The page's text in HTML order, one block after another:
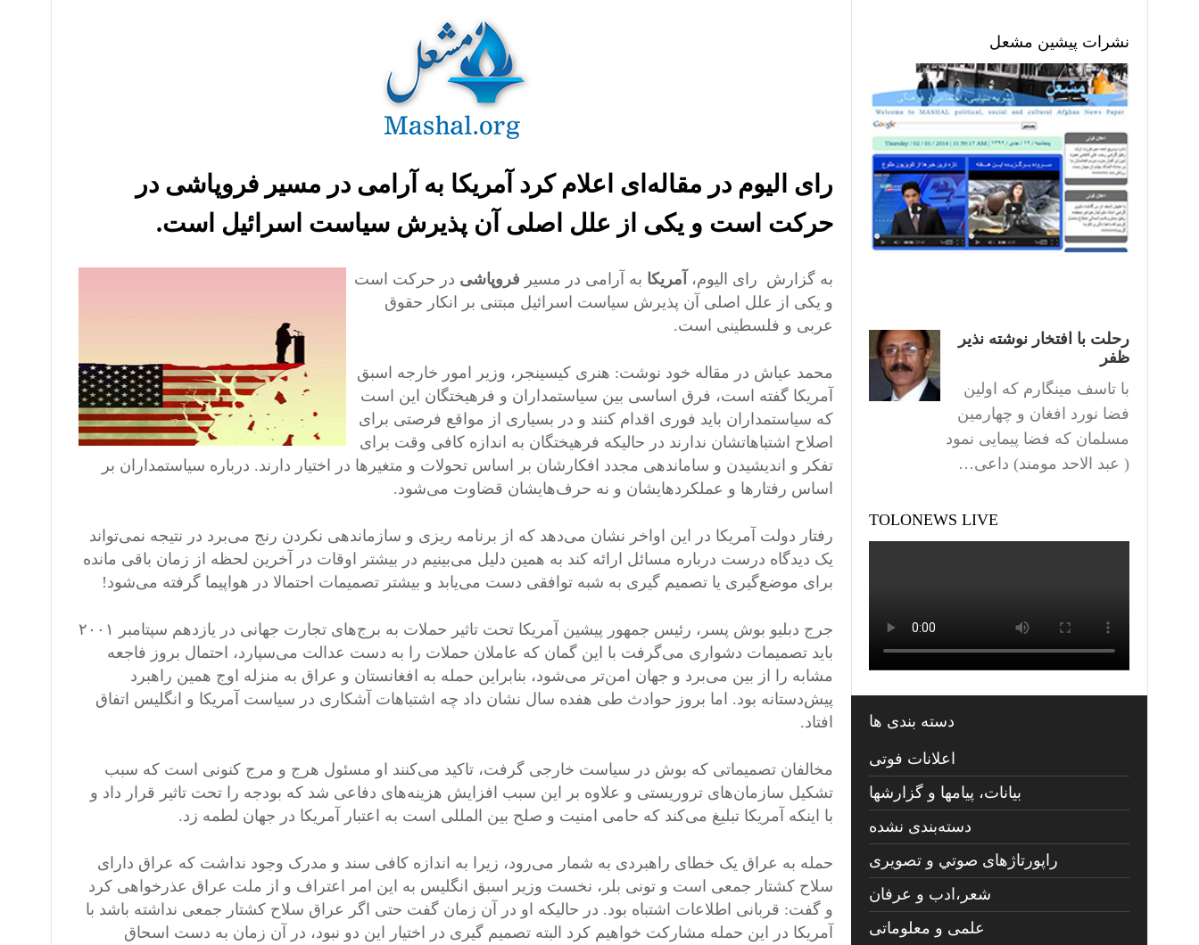
رای الیوم در مقاله‌ای اعلام کرد آمریکا به آرامی در مسیر فروپاشی در
حرکت است و یکی از علل اصلی آن پذیرش سیاست اسرائیل است.
به گزارش رای الیوم، آمریکا به آرامی در مسیر فروپاشی در حرکت است
و یکی از علل اصلی آن پذیرش سیاست اسرائیل مبتنی بر انکار حقوق
عربی و فلسطینی است.
محمد عیاش در مقاله خود نوشت: هنری کیسینجر، وزیر امور خارجه اسبق
آمریکا گفته است، فرق اساسی بین سیاستمداران و فرهیختگان این است
که سیاستمداران باید فوری اقدام کنند و در بسیاری از مواقع فرصتی برای
اصلاح اشتباهاتشان ندارند در حالیکه فرهیختگان به اندازه کافی وقت برای
تفکر و اندیشیدن و ساماندهی مجدد افکارشان بر اساس تحولات و متغیر‌ها در اختیار دارند. درباره سیاستمداران بر
اساس رفتار‌ها و عملکردهایشان و نه حرف‌هایشان قضاوت می‌شود.
رفتار دولت آمریکا در این اواخر نشان می‌دهد که از برنامه ریزی و سازماندهی نکردن رنج می‌برد در نتیجه نمی‌تواند
یک دیدگاه درست درباره مسائل ارائه کند به همین دلیل می‌بینیم در بیشتر اوقات در آخرین لحظه از زمان باقی مانده
برای موضع‌گیری یا تصمیم گیری به شبه توافقی دست می‌یابد و بیشتر تصمیمات احتمالا در هواپیما گرفته می‌شود!
جرج دبلیو بوش پسر، رئیس جمهور پیشین آمریکا تحت تاثیر حملات به برج‌های تجارت جهانی در یازدهم سپتامبر ۲۰۰۱
باید تصمیمات دشواری می‌گرفت با این گمان که عاملان حملات را به دست عدالت می‌سپارد، احتمال بروز فاجعه
مشابه را از بین می‌برد و جهان امن‌تر می‌شود، بنابراین حمله به افغانستان و عراق به منزله اوج همین راهبرد
پیش‌دستانه بود. اما بروز حوادث طی هفده سال نشان داد چه اشتباهات آشکاری در سیاست آمریکا و انگلیس اتفاق
افتاد.
مخالفان تصمیماتی که بوش در سیاست خارجی گرفت، تاکید می‌کنند او مسئول هرج و مرج کنونی است که سبب
تشکیل سازمان‌های تروریستی و علاوه بر این سبب افزایش هزینه‌های دفاعی شد که بودجه را تحت تاثیر قرار داد و
با اینکه آمریکا تبلیغ می‌کند که حامی امنیت و صلح بین المللی است به اعتبار آمریکا در جهان لطمه زد.
حمله به عراق یک خطای راهبردی به شمار می‌رود، زیرا به اندازه کافی سند و مدرک وجود نداشت که عراق دارای
سلاح کشتار جمعی است و تونی بلر، نخست وزیر اسبق انگلیس به این امر اعتراف و از ملت عراق عذرخواهی کرد
و گفت: قربانی اطلاعات اشتباه بود. در حالیکه او در آن زمان گفت حتی اگر عراق سلاح کشتار جمعی نداشته باشد با
آمریکا در این حمله مشارکت خواهیم کرد البته تصمیم گیری در اختیار این دو نبود، در آن زمان به دست اسحاق
نشرات پیشین مشعل
رحلت با افتخار نوشته نذیر
ظفر
با تاسف مینگارم که اولین
فضا نورد افغان و چهارمین
مسلمان که فضا پیمایی نمود
( عبد الاحد مومند) داعی…
TOLONEWS LIVE
دسته بندی ها
اعلانات فوتی
بیانات، پیامها و گزارشها
دسته‌بندی نشده
راپورتاژهای صوتي و تصويری
شعر،ادب و عرفان
علمی و معلوماتی